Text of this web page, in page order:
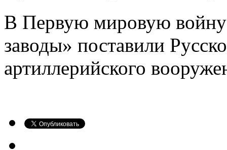
В Первую мировую
заводы» поставили
артиллерийского